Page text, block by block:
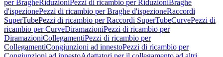
per BragheRiduzioniPezzi di ricambio per RiduzioniBraghe
d'ispezionePezzi di ricambio per Braghe d'ispezioneRaccordi
SuperTubePezzi di ricambio per Raccordi SuperTubeCurvePezzi di
ricambio per CurveDiramazioniPezzi di ricambio per
DiramazioniCollegamentiPezzi di ricambio per
CollegamentiCongiunzioni ad innestoPezzi di ricambio per